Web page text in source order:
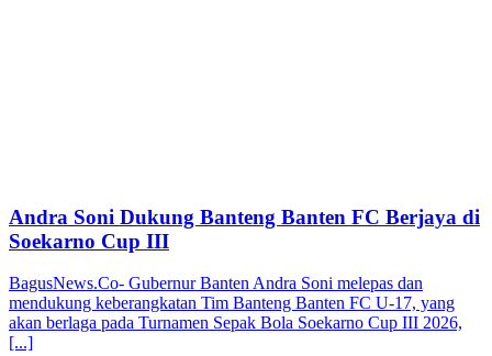
Andra Soni Dukung Banteng Banten FC Berjaya di
Soekarno Cup III
BagusNews.Co- Gubernur Banten Andra Soni melepas dan
mendukung keberangkatan Tim Banteng Banten FC U-17, yang
akan berlaga pada Turnamen Sepak Bola Soekarno Cup III 2026,
[...]